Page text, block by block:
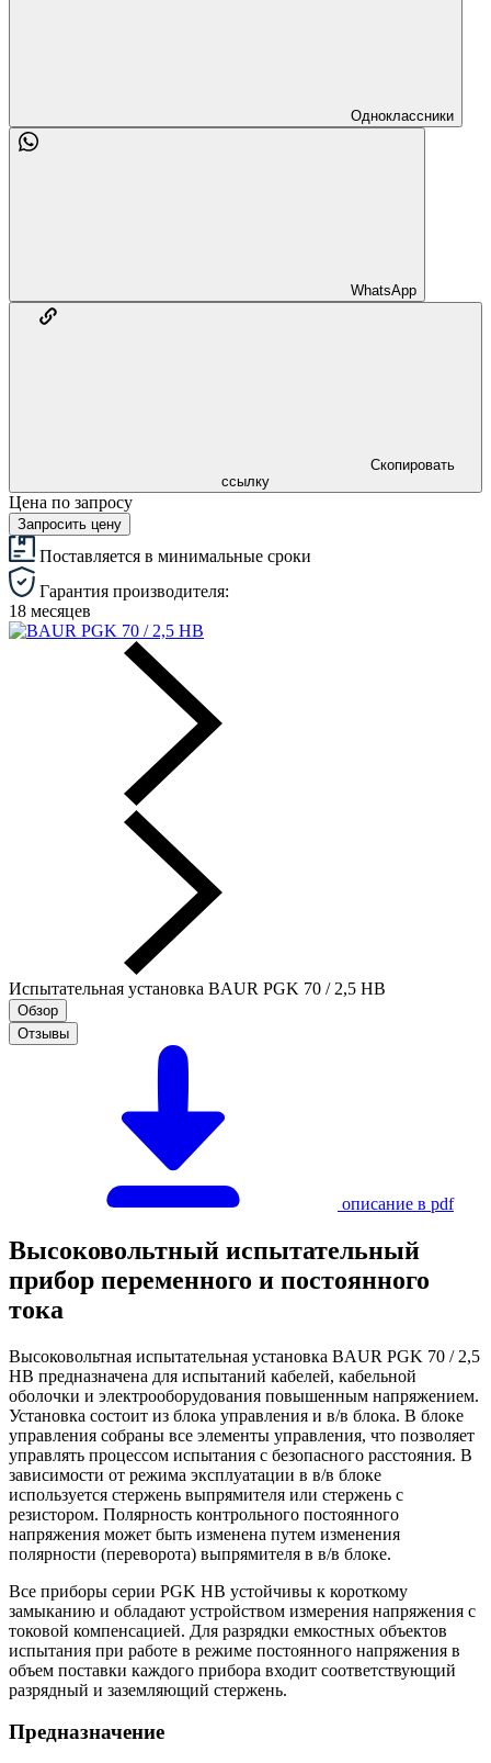
Одноклассники
WhatsApp
Скопировать
ссылку
Цена по запросу
Запросить цену
Поставляется в минимальные сроки
Гарантия производителя:
18 месяцев
Испытательная установка BAUR PGK 70 / 2,5 HB
Обзор
Отзывы
описание в pdf
Высоковольтный испытательный
прибор переменного и постоянного
тока
Высоковольтная испытательная установка BAUR PGK 70 / 2,5
HB предназначена для испытаний кабелей, кабельной
оболочки и электрооборудования повышенным напряжением.
Установка состоит из блока управления и в/в блока. В блоке
управления собраны все элементы управления, что позволяет
управлять процессом испытания с безопасного расстояния. В
зависимости от режима эксплуатации в в/в блоке
используется стержень выпрямителя или стержень с
резистором. Полярность контрольного постоянного
напряжения может быть изменена путем изменения
полярности (переворота) выпрямителя в в/в блоке.
Все приборы серии PGK HB устойчивы к короткому
замыканию и обладают устройством измерения напряжения с
токовой компенсацией. Для разрядки емкостных объектов
испытания при работе в режиме постоянного напряжения в
объем поставки каждого прибора входит соответствующий
разрядный и заземляющий стержень.
Предназначение